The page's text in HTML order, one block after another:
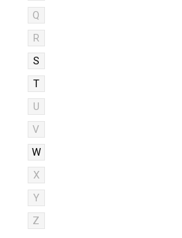
Q
R
S
T
U
V
W
X
Y
Z